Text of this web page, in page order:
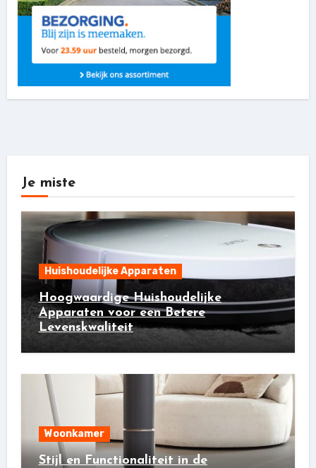
Je miste
Huishoudelijke Apparaten
Hoogwaardige Huishoudelijke
Apparaten voor een Betere
Levenskwaliteit
Woonkamer
Stijl en Functionaliteit in de